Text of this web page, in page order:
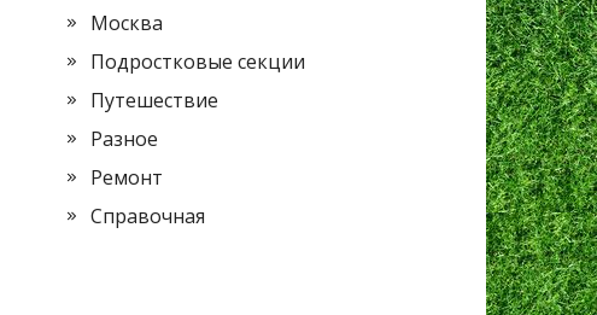
Москва
Подростковые секции
Путешествие
Разное
Ремонт
Справочная